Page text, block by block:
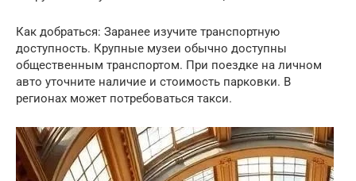
Как добраться: Заранее изучите транспортную
доступность. Крупные музеи обычно доступны
общественным транспортом. При поездке на личном
авто уточните наличие и стоимость парковки. В
регионах может потребоваться такси.